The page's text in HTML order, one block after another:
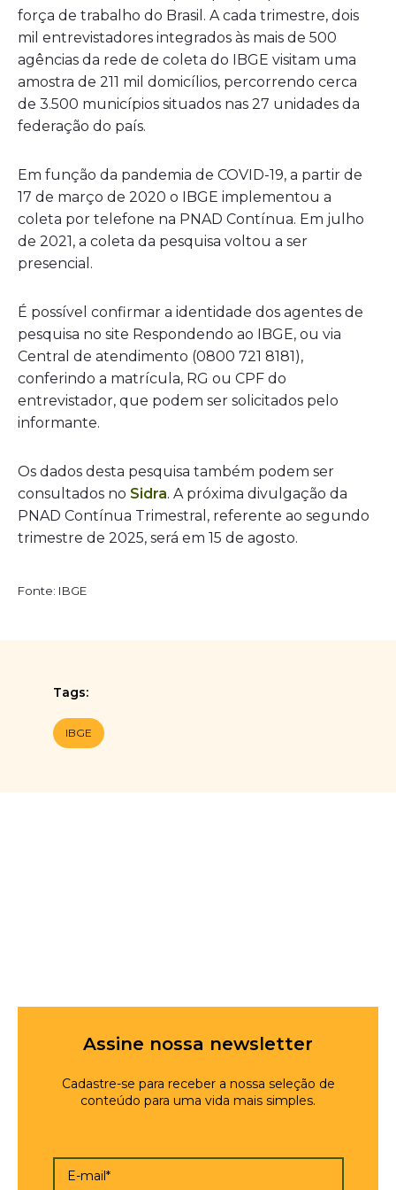
força de trabalho do Brasil. A cada trimestre, dois
mil entrevistadores integrados às mais de 500
agências da rede de coleta do IBGE visitam uma
amostra de 211 mil domicílios, percorrendo cerca
de 3.500 municípios situados nas 27 unidades da
federação do país.
Em função da pandemia de COVID-19, a partir de
17 de março de 2020 o IBGE implementou a
coleta por telefone na PNAD Contínua. Em julho
de 2021, a coleta da pesquisa voltou a ser
presencial.
É possível confirmar a identidade dos agentes de
pesquisa no site Respondendo ao IBGE, ou via
Central de atendimento (0800 721 8181),
conferindo a matrícula, RG ou CPF do
entrevistador, que podem ser solicitados pelo
informante.
Os dados desta pesquisa também podem ser
consultados no Sidra. A próxima divulgação da
PNAD Contínua Trimestral, referente ao segundo
trimestre de 2025, será em 15 de agosto.
Fonte: IBGE
Tags:
IBGE
Assine nossa newsletter
Cadastre-se para receber a nossa seleção de
conteúdo para uma vida mais simples.
E-mail*